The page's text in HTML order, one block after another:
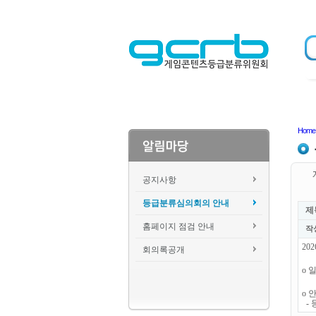
공지사항
등급분류심의회의 안내
홈페이지 점검 안내
회의록공개
Home
제
작
o
o
-